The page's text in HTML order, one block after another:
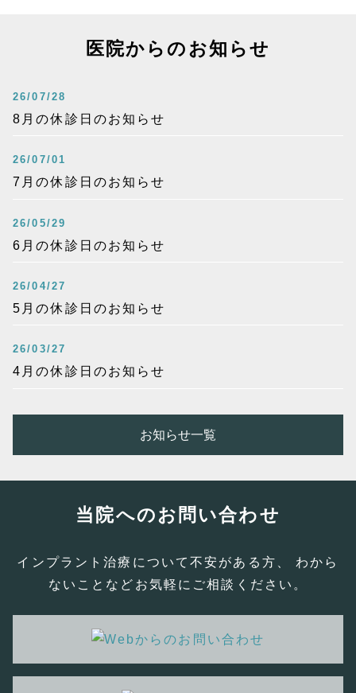
医院からのお知らせ
26/07/28
8月の休診日のお知らせ
26/07/01
7月の休診日のお知らせ
26/05/29
6月の休診日のお知らせ
26/04/27
5月の休診日のお知らせ
26/03/27
4月の休診日のお知らせ
お知らせ一覧
当院へのお問い合わせ
インプラント治療について不安がある方、 わから
ないことなどお気軽にご相談ください。